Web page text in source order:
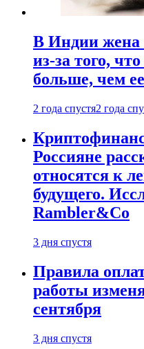
В Индии жена
из-за того,
больше, чем ее
2 года спустя2 года
Россияне
относятся к
будущего.
Rambler&Co
3 дня спустя
Правила
работы
сентября
3 дня спустя